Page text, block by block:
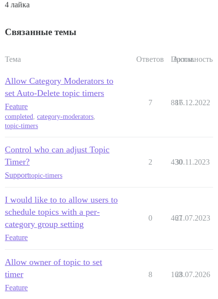
4 лайка
Связанные темы
Тема Ответов Просм.
Активность
Allow Category Moderators to
set Auto-Delete topic timers
Feature
completed, category-moderators,
topic-timers
7 887
16.12.2022
Control who can adjust Topic
Timer?
Supporttopic-timers
2 430
30.11.2023
I would like to to allow users to
schedule topics with a per-
category group setting
Feature
0 467
21.07.2023
Allow owner of topic to set
timer
Feature
8 163
28.07.2026